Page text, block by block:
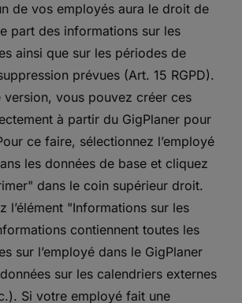
de vos employés aura le droit de
part des informations sur les
ainsi que sur les périodes de
prévues (Art. 15 RGPD).
vous pouvez créer ces
à partir du GigPlaner pour
ce faire, sélectionnez l’employé
les données de base et cliquez
dans le coin supérieur droit.
l’élément "Informations sur les
contiennent toutes les
sur l’employé dans le GigPlaner
sur les calendriers externes
Si votre employé fait une